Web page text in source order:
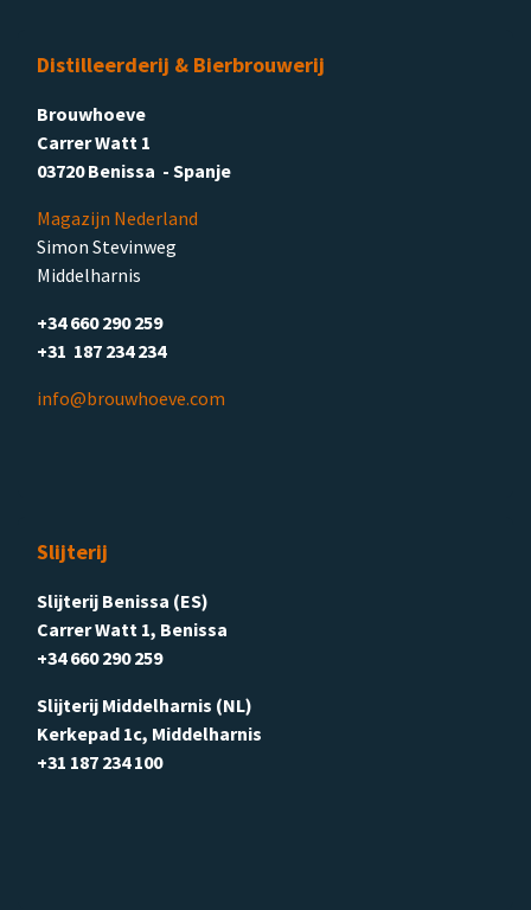
Distilleerderij & Bierbrouwerij
Brouwhoeve
Carrer Watt 1
03720 Benissa - Spanje
Magazijn Nederland
Simon Stevinweg
Middelharnis
+34 660 290 259
+31 187 234 234
info@brouwhoeve.com
Slijterij
Slijterij Benissa (ES)
Carrer Watt 1, Benissa
+34 660 290 259
Slijterij Middelharnis (NL)
Kerkepad 1c, Middelharnis
+31 187 234 100